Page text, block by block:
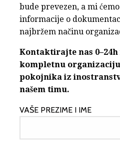
bude prevezen, a mi
informacije o
najbržem načinu
Kontaktirajte nas
kompletnu
pokojnika iz
našem timu.
VAŠE PREZIME I IME